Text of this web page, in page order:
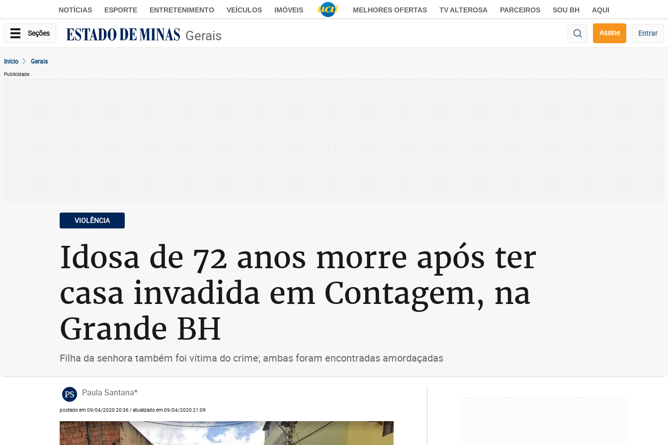
NOTÍCIAS ESPORTE ENTRETENIMENTO VEÍCULOS IMÓVEIS MELHORES OFERTAS TV ALTEROSA PARCEIROS SOU BH AQUI
Seções Gerais Assine Entrar
Início Gerais
Publicidade
VIOLÊNCIA
Idosa de 72 anos morre após ter
casa invadida em Contagem, na
Grande BH
Filha da senhora também foi vítima do crime; ambas foram encontradas amordaçadas
PS Paula Santana*
postado em 09/04/2020 20:36 / atualizado em 09/04/2020 21:09